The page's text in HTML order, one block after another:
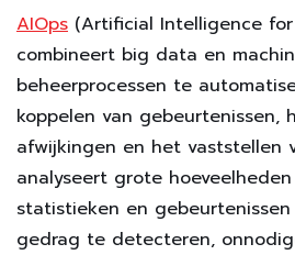
AIOps (Artificial Intelligence
combineert big data en
beheerprocessen te
koppelen van gebeurtenissen,
afwijkingen en het vaststellen
analyseert grote
statistieken en
gedrag te detecteren,